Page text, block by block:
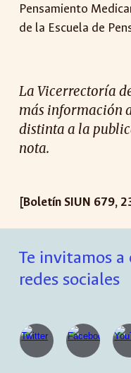
Pensamiento
de la Escuela de
La Vicerrectoría
más información
distinta a la
nota.
[Boletín SIUN 679,
Te invitamos
redes sociales